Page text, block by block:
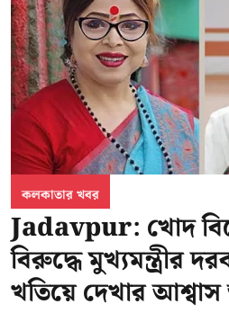
কলকাতার খবর
Jadavpur: খোদ
বিরুদ্ধে মুখ্যমন্ত্রীর
খতিয়ে দেখার